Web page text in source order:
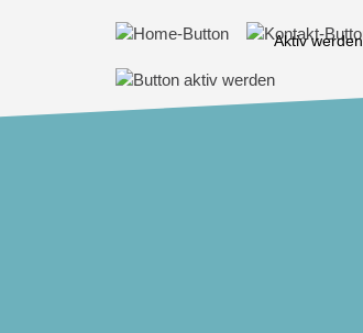
Aktiv werden